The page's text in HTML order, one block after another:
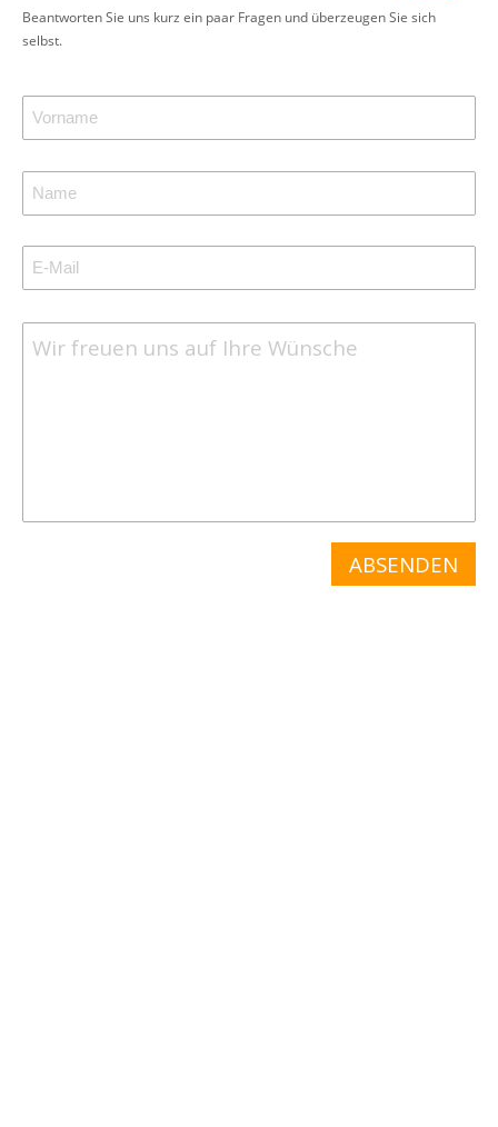
Beantworten Sie uns kurz ein paar Fragen und überzeugen Sie sich
selbst.